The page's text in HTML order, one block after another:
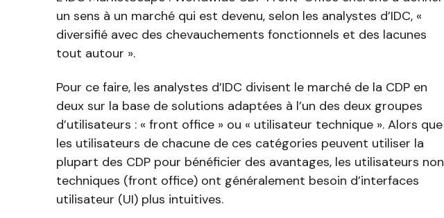
un sens à un marché qui est devenu, selon les analystes d’IDC, «
diversifié avec des chevauchements fonctionnels et des lacunes
tout autour ».
Pour ce faire, les analystes d’IDC divisent le marché de la CDP en
deux sur la base de solutions adaptées à l’un des deux groupes
d’utilisateurs : « front office » ou « utilisateur technique ». Alors que
les utilisateurs de chacune de ces catégories peuvent utiliser la
plupart des CDP pour bénéficier des avantages, les utilisateurs non
techniques (front office) ont généralement besoin d’interfaces
utilisateur (UI) plus intuitives.